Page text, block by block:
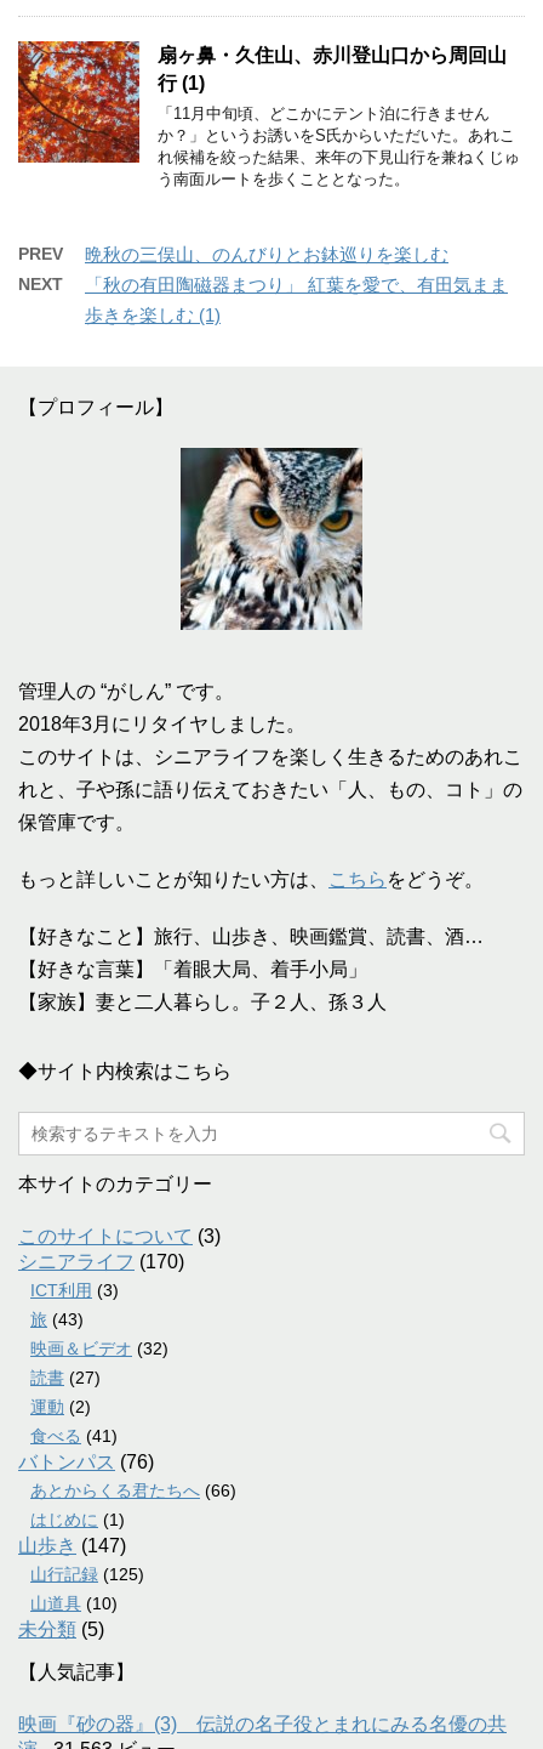
扇ヶ鼻・久住山、赤川登山口から周回山
行 (1)
「11月中旬頃、どこかにテント泊に行きません
か？」というお誘いをS氏からいただいた。あれこ
れ候補を絞った結果、来年の下見山行を兼ねくじゅ
う南面ルートを歩くこととなった。
PREV 晩秋の三俣山、のんびりとお鉢巡りを楽しむ
NEXT
「秋の有田陶磁器まつり」 紅葉を愛で、有田気まま
歩きを楽しむ (1)
【プロフィール】
管理人の “がしん” です。
2018年3月にリタイヤしました。
このサイトは、シニアライフを楽しく生きるためのあれこ
れと、子や孫に語り伝えておきたい「人、もの、コト」の
保管庫です。
もっと詳しいことが知りたい方は、 こちら をどうぞ。
【好きなこと】旅行、山歩き、映画鑑賞、読書、酒…
【好きな言葉】「着眼大局、着手小局」
【家族】妻と二人暮らし。子２人、孫３人
◆サイト内検索はこちら
本サイトのカテゴリー
このサイトについて (3)
シニアライフ (170)
ICT利用 (3)
旅 (43)
映画＆ビデオ (32)
読書 (27)
運動 (2)
食べる (41)
バトンパス (76)
あとからくる君たちへ (66)
はじめに (1)
山歩き (147)
山行記録 (125)
山道具 (10)
未分類 (5)
【人気記事】
映画『砂の器』(3) 伝説の名子役とまれにみる名優の共